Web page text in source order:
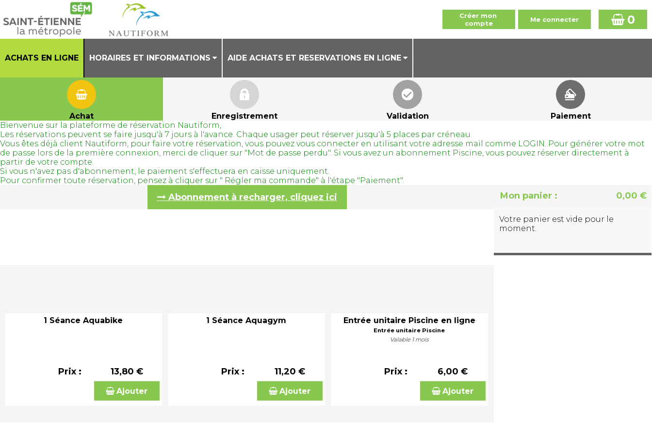
0
ACHATS EN LIGNE HORAIRES ET INFORMATIONS
PRESENTATION
HORAIRES CENTRE AQUATIQUE
REGLEMENT INTERIEUR
TENUES AUTORISEES
AIDE ACHATS ET RESERVATIONS EN LIGNE
CONDITIONS GENERALES DE VENTE
AIDE ACHAT DE BILLETS EN LIGNE
Achat Enregistrement Validation
Paiement
Bienvenue sur la plateforme de réservation Nautiform,
Les réservations peuvent se faire jusqu'à 7 jours à l'avance. Chaque usager peut réserver jusqu'à 5 places par créneau.
Vous êtes déjà client Nautiform, pour faire votre réservation, vous pouvez vous connecter en utilisant votre adresse mail comme LOGIN. Pour générer votre mot
de passe lors de la première connexion, merci de cliquer sur "Mot de passe perdu". Si vous avez un abonnement Piscine, vous pouvez réserver directement à
partir de votre compte.
Si vous n'avez pas d'abonnement, le paiement s'effectuera en caisse uniquement.
Pour confirmer toute réservation, pensez à cliquer sur " Régler ma commande" à l'étape "Paiement".
Abonnement à recharger, cliquez ici
1 Séance Aquabike
Prix : 13,80 €
Ajouter
1 Séance Aquagym
Prix : 11,20 €
Ajouter
Entrée unitaire Piscine en ligne
Entrée unitaire Piscine
Valable 1 mois
Prix : 6,00 €
Ajouter
Mon panier : 0,00 €
Votre panier est vide pour le
moment.